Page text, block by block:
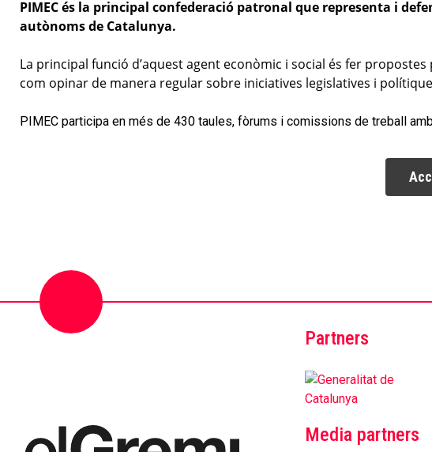
PIMEC és la principal confederació patronal que representa i
autònoms de Catalunya.
La principal funció d’aquest agent econòmic i social és fer
com opinar de manera regular sobre iniciatives legislatives i
PIMEC participa en més de 430 taules, fòrums i comissions de treball
Partners
Media partners